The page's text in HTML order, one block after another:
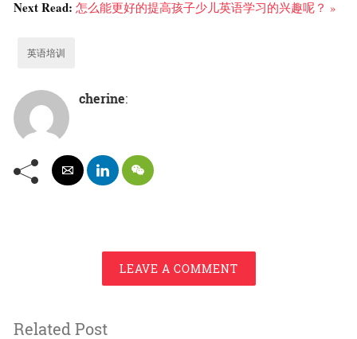
Next Read: 怎么能更好的提高孩子少儿英语学习的兴趣呢？ »
英语培训
cherine:
LEAVE A COMMENT
Related Post